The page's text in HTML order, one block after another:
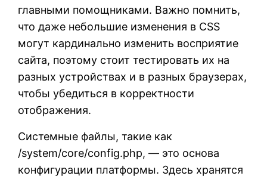
главными помощниками. Важно помнить,
что даже небольшие изменения в CSS
могут кардинально изменить восприятие
сайта, поэтому стоит тестировать их на
разных устройствах и в разных браузерах,
чтобы убедиться в корректности
отображения.
Системные файлы, такие как
/system/core/config.php, — это основа
конфигурации платформы. Здесь хранятся